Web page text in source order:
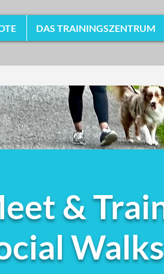
DAS TRAININGSZENTRUM
&
Walks